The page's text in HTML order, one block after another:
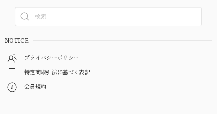
NOTICE
プライバシーポリシー
特定商取引法に基づく表記
会員規約